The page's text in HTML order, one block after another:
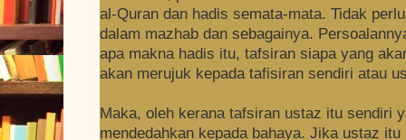
al-Quran dan hadis semata-mata. Tidak
dalam mazhab dan sebagainya.
apa makna hadis itu, tafsiran siapa yang
akan merujuk kepada tafisiran sendiri atau
Maka, oleh kerana tafsiran ustaz itu sendiri
mendedahkan kepada bahaya. Jika ustaz